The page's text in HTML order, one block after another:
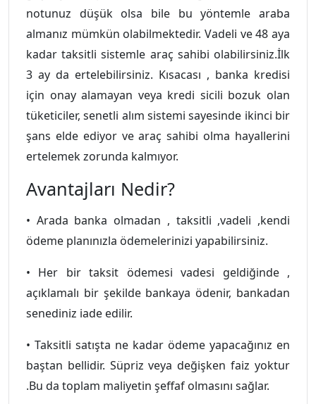
notunuz düşük olsa bile bu yöntemle araba
almanız mümkün olabilmektedir. Vadeli ve 48 aya
kadar taksitli sistemle araç sahibi olabilirsiniz.İlk
3 ay da ertelebilirsiniz. Kısacası , banka kredisi
için onay alamayan veya kredi sicili bozuk olan
tüketiciler, senetli alım sistemi sayesinde ikinci bir
şans elde ediyor ve araç sahibi olma hayallerini
ertelemek zorunda kalmıyor.
Avantajları Nedir?
• Arada banka olmadan , taksitli ,vadeli ,kendi
ödeme planınızla ödemelerinizi yapabilirsiniz.
• Her bir taksit ödemesi vadesi geldiğinde ,
açıklamalı bir şekilde bankaya ödenir, bankadan
senediniz iade edilir.
• Taksitli satışta ne kadar ödeme yapacağınız en
baştan bellidir. Süpriz veya değişken faiz yoktur
.Bu da toplam maliyetin şeffaf olmasını sağlar.